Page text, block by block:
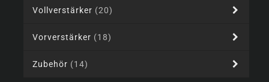
Vollverstärker (20)
Vorverstärker (18)
Zubehör (14)